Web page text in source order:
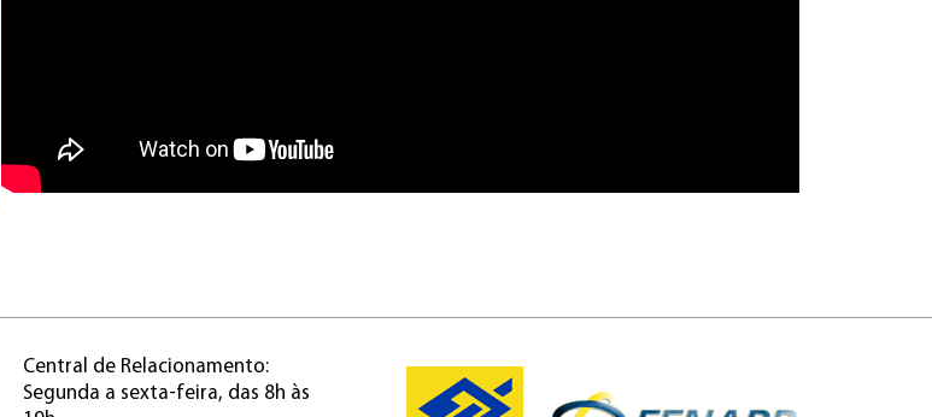
Central de Relacionamento:
Segunda a sexta-feira, das 8h às